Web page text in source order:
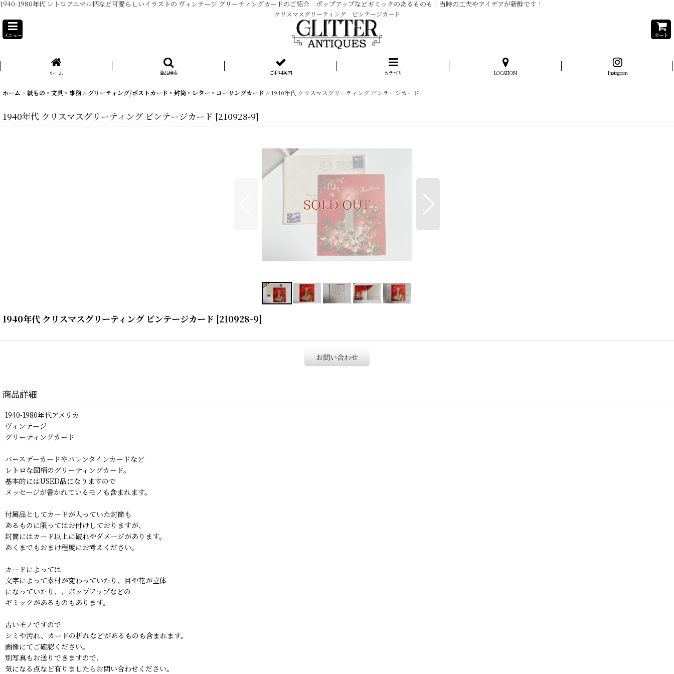
1940-1980年代 レトロアニマル柄など可愛らしいイラストの ヴィンテージ グリーティングカードのご紹介 ポップアップなどギミックのあるものも！当時の工夫やアイデアが新鮮です！
クリスマスグリーティング ビンテージカード
メニュー カート
ホーム 商品検索 ご利用案内 カテゴリ LOCATION Instagram
ホーム > 紙もの・文具・事務> グリーティング/ポストカード・封筒・レター・コーリングカード > 1940年代 クリスマスグリーティング ビンテージカード
1940年代 クリスマスグリーティング ビンテージカード [210928-9]
1940年代 クリスマスグリーティング ビンテージカード [210928-9]
お問い合わせ
商品詳細
1940-1980年代アメリカ
ヴィンテージ
グリーティングカード
バースデーカードやバレンタインカードなど
レトロな図柄のグリーティングカード。
基本的にはUSED品になりますので
メッセージが書かれているモノも含まれます。
付属品としてカードが入っていた封筒も
あるものに限ってはお付けしておりますが、
封筒にはカード以上に破れやダメージがあります。
あくまでもおまけ程度にお考えください。
カードによっては
文字によって素材が変わっていたり、目や花が立体
になっていたり、、ポップアップなどの
ギミックがあるものもあります。
古いモノですので
シミや汚れ、カードの折れなどがあるものも含まれます。
画像にてご確認ください。
別写真もお送りできますので、
気になる点など有りましたらお問い合わせください。